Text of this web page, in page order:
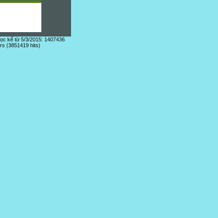
kể từ 5/3/2015: 1407436
(3851419 hits)